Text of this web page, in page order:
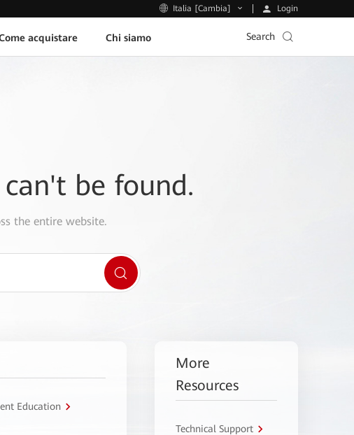
Italia [Cambia] Login
acquistare Chi siamo Search
be found.
the entire website.
Education
More
Resources
Technical Support